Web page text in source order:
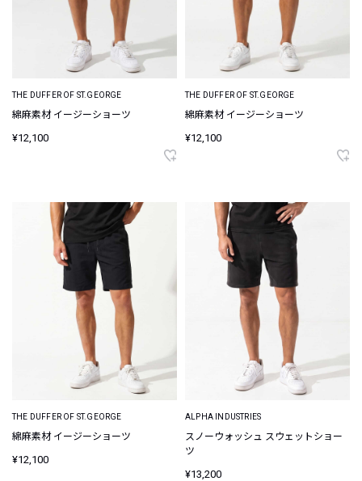
THE DUFFER OF ST.GEORGE
綿麻素材 イージーショーツ
¥12,100
THE DUFFER OF ST.GEORGE
綿麻素材 イージーショーツ
¥12,100
THE DUFFER OF ST.GEORGE
綿麻素材 イージーショーツ
¥12,100
ALPHA INDUSTRIES
スノーウォッシュ スウェットショー
ツ
¥13,200